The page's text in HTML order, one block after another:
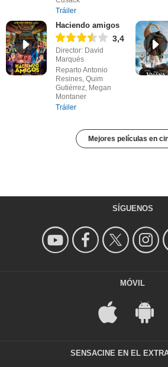
Tráiler
Haciendo amigos
3,4
Director: David
Marqués
Reparto Antonio
Resines, Quim
Gutiérrez, Megan
Montaner
Tráiler
Mejores películas en
SÍGUENOS
MÓVIL
SENSACINE EN EL